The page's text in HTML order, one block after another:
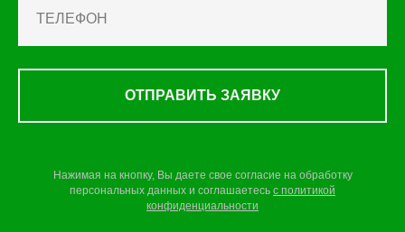
ОТПРАВИТЬ ЗАЯВКУ
Нажимая на кнопку, Вы даете свое согласие на обработку
персональных данных и соглашаетесь c политикой
конфиденциальности